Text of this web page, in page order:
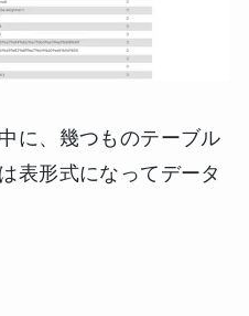
に、幾つものテーブル
表形式になってデータ